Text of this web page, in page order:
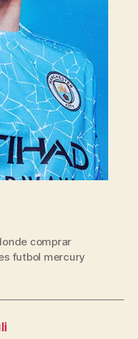
comprar
futbol mercury